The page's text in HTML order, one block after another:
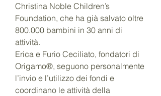
Christina Noble Children’s
Foundation, che ha già salvato oltre
800.000 bambini in 30 anni di
attività.
Erica e Furio Ceciliato, fondatori di
Origamo®, seguono personalmente
l’invio e l’utilizzo dei fondi e
coordinano le attività della